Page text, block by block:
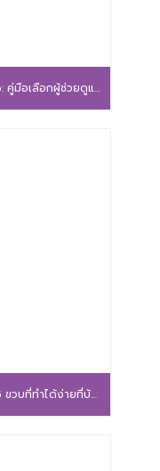
ลูกน้อยให้ปลอดภัยและอุ่นใจ
บที่ทำได้ง่ายที่บ้าน